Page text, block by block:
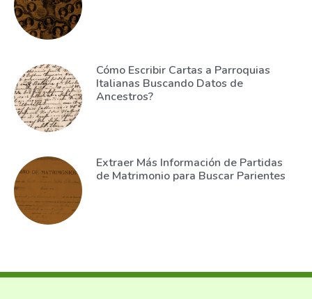
Cómo Escribir Cartas a Parroquias
Italianas Buscando Datos de
Ancestros?
Extraer Más Información de Partidas
de Matrimonio para Buscar Parientes